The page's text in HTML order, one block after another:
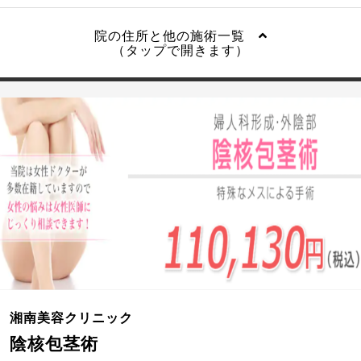
院の住所と他の施術一覧
（タップで開きます）
湘南美容クリニック
陰核包茎術